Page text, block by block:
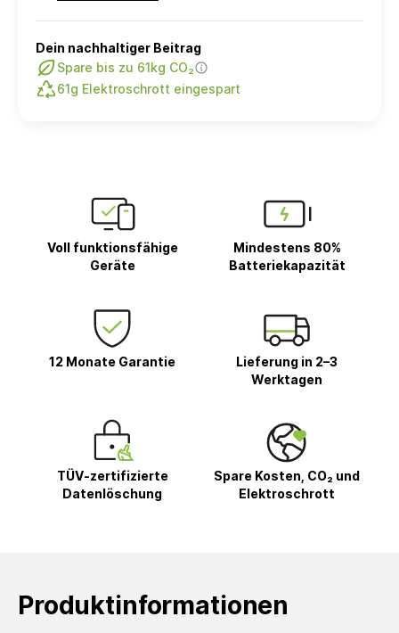
Dein nachhaltiger Beitrag
Spare bis zu 61kg CO₂
61g Elektroschrott eingespart
Voll funktionsfähige
Geräte
Mindestens 80%
Batteriekapazität
12 Monate Garantie
Lieferung in 2–3
Werktagen
TÜV-zertifizierte
Datenlöschung
Spare Kosten, CO₂ und
Elektroschrott
Produktinformationen